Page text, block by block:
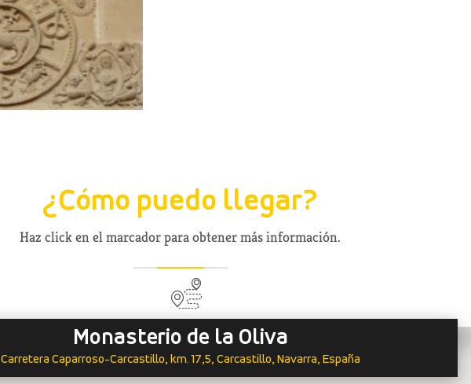
¿Cómo puedo llegar?
Haz click en el marcador para obtener más información.
Monasterio de la Oliva
Carretera Caparroso-Carcastillo, km. 17,5, Carcastillo, Navarra, España